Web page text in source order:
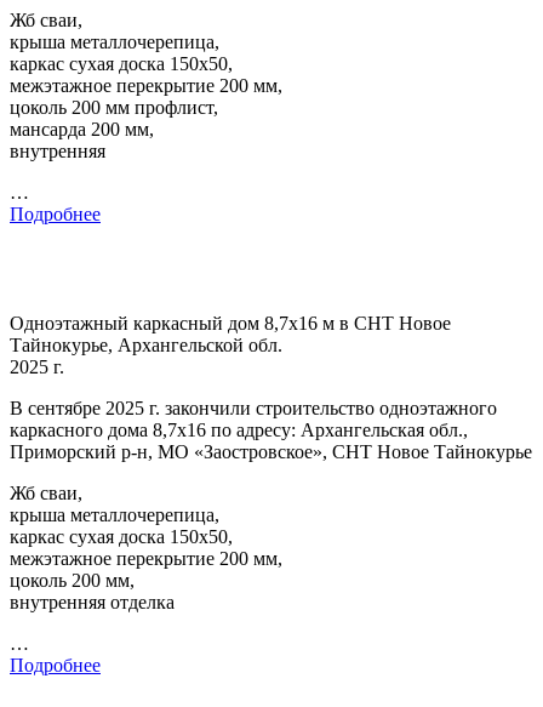
Жб сваи,
крыша металлочерепица,
каркас сухая доска 150х50,
межэтажное перекрытие 200 мм,
цоколь 200 мм профлист,
мансарда 200 мм,
внутренняя
…
Подробнее
Одноэтажный каркасный дом 8,7х16 м в СНТ Новое
Тайнокурье, Архангельской обл.
2025 г.
В сентябре 2025 г. закончили строительство одноэтажного
каркасного дома 8,7х16 по адресу: Архангельская обл.,
Приморский р-н, МО «Заостровское», СНТ Новое Тайнокурье
Жб сваи,
крыша металлочерепица,
каркас сухая доска 150х50,
межэтажное перекрытие 200 мм,
цоколь 200 мм,
внутренняя отделка
…
Подробнее